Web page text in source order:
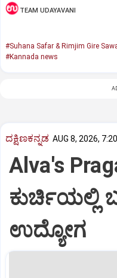
TEAM UDAYAVANI
#Suhana Safar & Rimjim Gire
#Kannada news
ದಕ್ಷಿಣಕನ್ನಡ AUG 8, 2026,
Alva's
ಕುರ್ಚಿಯಲ್ಲಿ
ಉದ್ಯೋಗ